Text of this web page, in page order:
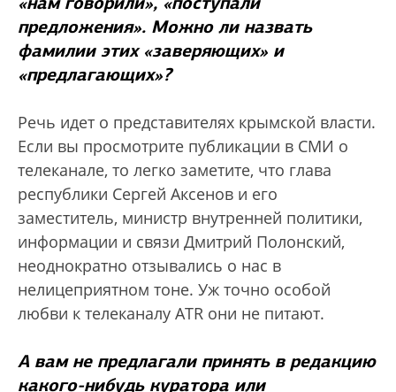
предложения». Можно ли назвать
фамилии этих «заверяющих» и
«предлагающих»?
Речь идет о представителях крымской власти.
Если вы просмотрите публикации в СМИ о
телеканале, то легко заметите, что глава
республики Сергей Аксенов и его
заместитель, министр внутренней политики,
информации и связи Дмитрий Полонский,
неоднократно отзывались о нас в
нелицеприятном тоне. Уж точно особой
любви к телеканалу ATR они не питают.
А вам не предлагали принять в редакцию
какого-нибудь куратора или